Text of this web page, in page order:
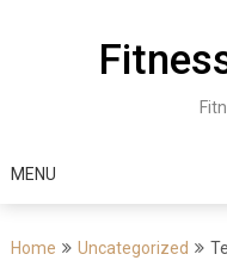
MENU
Home Uncategorized